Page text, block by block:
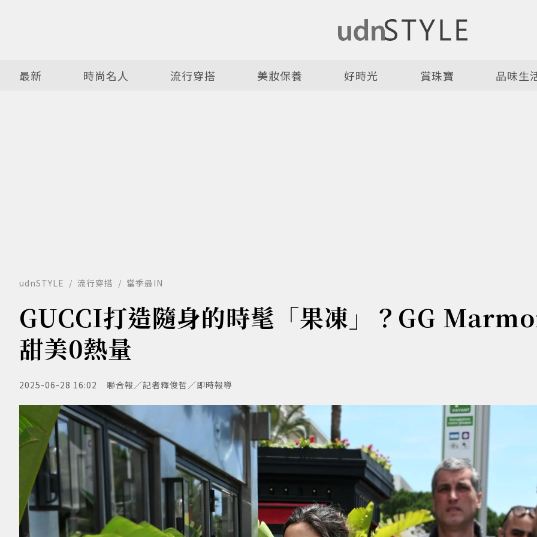
最新 時尚名人 流行穿搭 美妝保養 好時光 賞珠寶 品味生
udnSTYLE 流行穿搭 當季最IN
GUCCI打造隨身的時髦「果凍」？GG
甜美0熱量
2025-06-28 16:02 聯合報／記者釋俊哲／即時報導